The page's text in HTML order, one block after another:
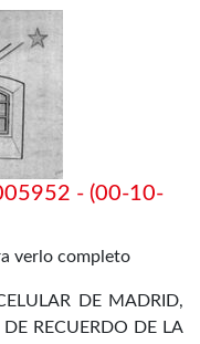
- (00-10-
verlo completo
DE MADRID,
RECUERDO DE LA